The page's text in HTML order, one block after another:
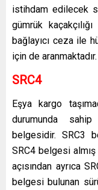
istihdam edilecek
gümrük
bağlayıcı ceza ile
için de aranmaktadır.
SRC4
Eşya kargo
durumunda
belgesidir. SRC3
SRC4 belgesi almış
açısından ayrıca
belgesi bulunan